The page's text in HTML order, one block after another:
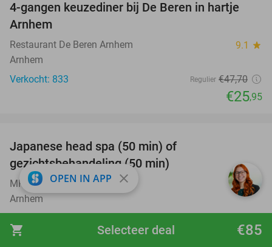
shopping_cart €85
Selecteer deal
46%
4-gangen keuzediner bij De Beren in hartje
Arnhem
Restaurant De Beren Arnhem 9.1 star
Arnhem
Verkocht: 833
Regulier €47,70
€25,95
Japanese head spa (50 min) of
gezichtsbehandeling (50 min)
MRS Beauty Lounge 9.7star
Arnhem
€49,50
OPEN IN APP close